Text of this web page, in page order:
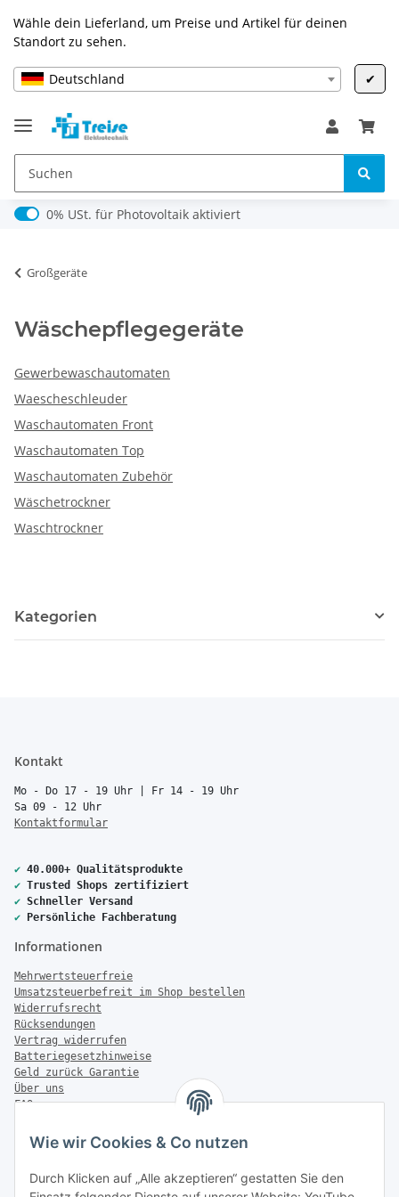
Wie wir Cookies & Co nutzen
Durch Klicken auf „Alle akzeptieren“ gestatten Sie den
Wähle dein Lieferland, um Preise und Artikel für deinen
Standort zu sehen.
Deutschland ✔
0% USt. für Photovoltaik (§ 12 Abs. 3 UStG)
0% USt. für Photovoltaik aktiviert
Großgeräte
Wäschepflegegeräte
Gewerbewaschautomaten
Waescheschleuder
Waschautomaten Front
Waschautomaten Top
Waschautomaten Zubehör
Wäschetrockner
Waschtrockner
Kategorien
Kontakt
Mo - Do 17 - 19 Uhr | Fr 14 - 19 Uhr
Sa 09 - 12 Uhr
Kontaktformular
✔ 40.000+ Qualitätsprodukte
✔ Trusted Shops zertifiziert
✔ Schneller Versand
✔ Persönliche Fachberatung
Informationen
Mehrwertsteuerfreie
Umsatzsteuerbefreit im Shop bestellen
Widerrufsrecht
Rücksendungen
Vertrag widerrufen
Batteriegesetzhinweise
Geld zurück Garantie
Über uns
FAQ
Zahlung & Versand